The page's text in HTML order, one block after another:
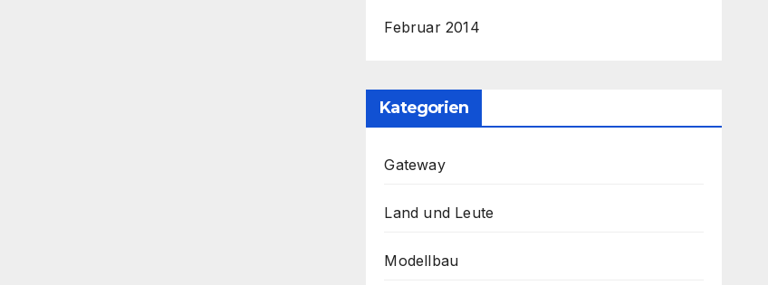
Februar 2014
Kategorien
Gateway
Land und Leute
Modellbau